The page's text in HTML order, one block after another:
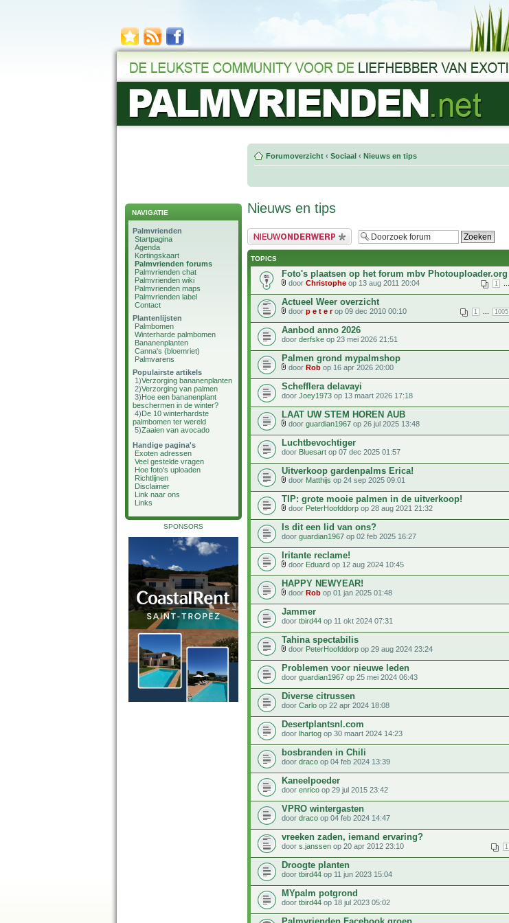
NAVIGATIE
Palmvrienden
Startpagina
Agenda
Kortingskaart
Palmvrienden forums
Palmvrienden chat
Palmvrienden wiki
Palmvrienden maps
Palmvrienden label
Contact
Plantenlijsten
Palmbomen
Winterharde palmbomen
Bananenplanten
Canna's (bloemriet)
Palmvarens
Populairste artikels
1)Verzorging bananenplanten
2)Verzorging van palmen
3)Hoe een bananenplant
beschermen in de winter?
4)De 10 winterhardste
palmbomen ter wereld
5)Zaaien van avocado
Handige pagina's
Exoten adressen
Veel gestelde vragen
Hoe foto's uploaden
Richtlijnen
Disclaimer
Link naar ons
Links
SPONSORS
Forumoverzicht ‹ Sociaal ‹ Nieuws en tips
Nieuws en tips
Plaats een nieuw bericht
TOPICS
Foto's plaatsen op het forum mbv Photouploader.org
1
door Christophe op 13 aug 2011 20:04
Actueel Weer overzicht
1 1005
door p e t e rop 09 dec 2010 00:10
Aanbod anno 2026
door derfske op 23 mei 2026 21:51
Palmen grond mypalmshop
door Rob op 16 apr 2026 20:00
Schefflera delavayi
door Joey1973 op 13 maart 2026 17:18
LAAT UW STEM HOREN AUB
door guardian1967 op 26 jul 2025 13:48
Luchtbevochtiger
door Bluesart op 07 dec 2025 01:57
Uitverkoop gardenpalms Erica!
door Matthijs op 24 sep 2025 09:01
TIP: grote mooie palmen in de uitverkoop!
door PeterHoofddorp op 28 aug 2021 21:32
Is dit een lid van ons?
door guardian1967 op 02 feb 2025 16:27
Iritante reclame!
door Eduard op 12 aug 2024 10:45
HAPPY NEWYEAR!
door Rob op 01 jan 2025 01:48
Jammer
door tbird44 op 11 okt 2024 07:31
Tahina spectabilis
door PeterHoofddorp op 29 aug 2024 23:24
Problemen voor nieuwe leden
door guardian1967 op 25 mei 2024 06:43
Diverse citrussen
door Carlo op 22 apr 2024 18:08
Desertplantsnl.com
door lhartog op 30 maart 2024 14:23
bosbranden in Chili
door draco op 04 feb 2024 13:39
Kaneelpoeder
door enrico op 29 jul 2015 23:42
VPRO wintergasten
door draco op 04 feb 2024 14:47
vreeken zaden, iemand ervaring?
1
door s.janssen op 20 apr 2012 23:10
Droogte planten
door tbird44 op 11 jun 2023 15:04
MYpalm potgrond
door tbird44 op 18 jul 2023 05:02
Palmvrienden Facebook groep